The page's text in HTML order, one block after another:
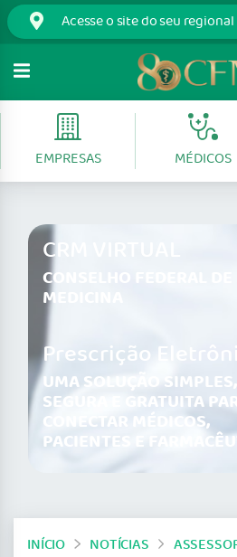
EMPRESAS MÉDICOS
CRM VIRTUAL
CONSELHO FEDERAL DE
MEDICINA
Prescrição
UMA SOLUÇÃO SIMPLES,
SEGURA E GRATUITA
CONECTAR MÉDICOS,
PACIENTES E
INÍCIO NOTÍCIAS